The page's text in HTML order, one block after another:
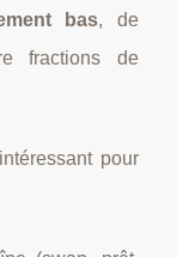
bas, de
fractions de
pour